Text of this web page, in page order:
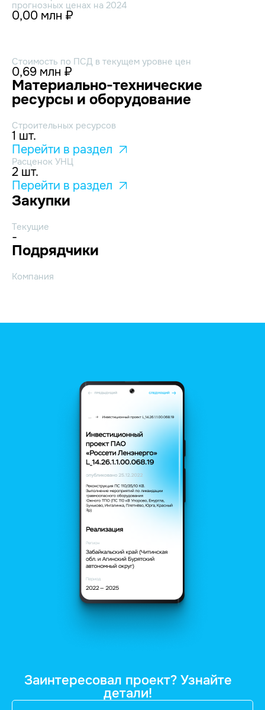
прогнозных ценах на 2024
0,00 млн ₽
Стоимость по ПСД в текущем уровне цен
0,69 млн ₽
Материально-технические
ресурсы и оборудование
Строительных ресурсов
1 шт.
Перейти в раздел
Расценок УНЦ
2 шт.
Перейти в раздел
Закупки
Текущие
-
Подрядчики
Компания
Заинтересовал проект? Узнайте
детали!